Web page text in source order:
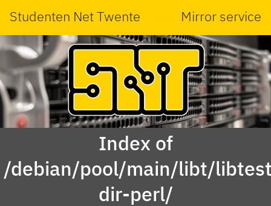
Studenten Net Twente Mirror service
Index of
/debian/pool/main/libt/
dir-perl/